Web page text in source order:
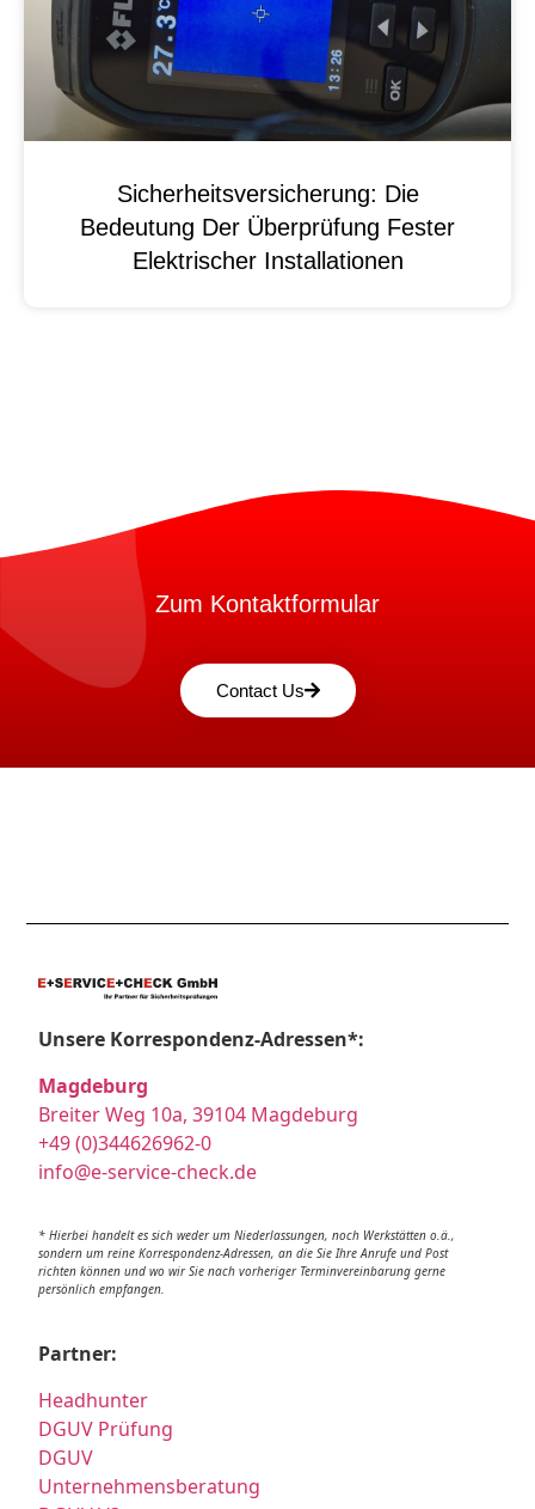
Sicherheitsversicherung: Die
Bedeutung Der Überprüfung Fester
Elektrischer Installationen
Zum Kontaktformular
Contact Us
Unsere Korrespondenz-Adressen*:
Magdeburg
Breiter Weg 10a, 39104 Magdeburg
+49 (0)344626962-0
info@e-service-check.de
* Hierbei handelt es sich weder um Niederlassungen, noch Werkstätten o.ä.,
sondern um reine Korrespondenz-Adressen, an die Sie Ihre Anrufe und Post
richten können und wo wir Sie nach vorheriger Terminvereinbarung gerne
persönlich empfangen.
Partner:
Headhunter
DGUV Prüfung
DGUV
Unternehmensberatung